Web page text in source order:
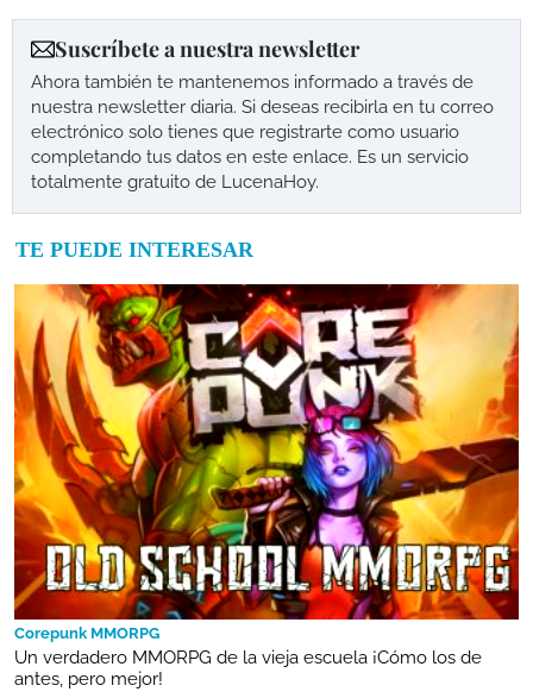
Suscríbete a nuestra newsletter
Ahora también te mantenemos informado a través de
nuestra newsletter diaria. Si deseas recibirla en tu correo
electrónico solo tienes que registrarte como usuario
completando tus datos en este enlace. Es un servicio
totalmente gratuito de LucenaHoy.
TE PUEDE INTERESAR
Corepunk MMORPG
Un verdadero MMORPG de la vieja escuela ¡Cómo los de
antes, pero mejor!